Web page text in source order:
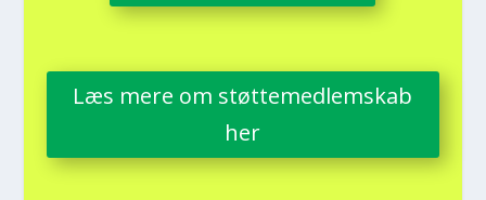
Læs mere om støt­te­med­lem­skab
her